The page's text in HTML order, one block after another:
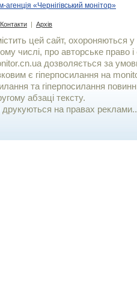
агенція «Чернігівський монітор»
Контакти | Архів
цей сайт, охороняються у
числі, про авторське право і
дозволяється за
є гiперпосилання на
та гіперпосилання
абзаці тексту.
на правах реклами..